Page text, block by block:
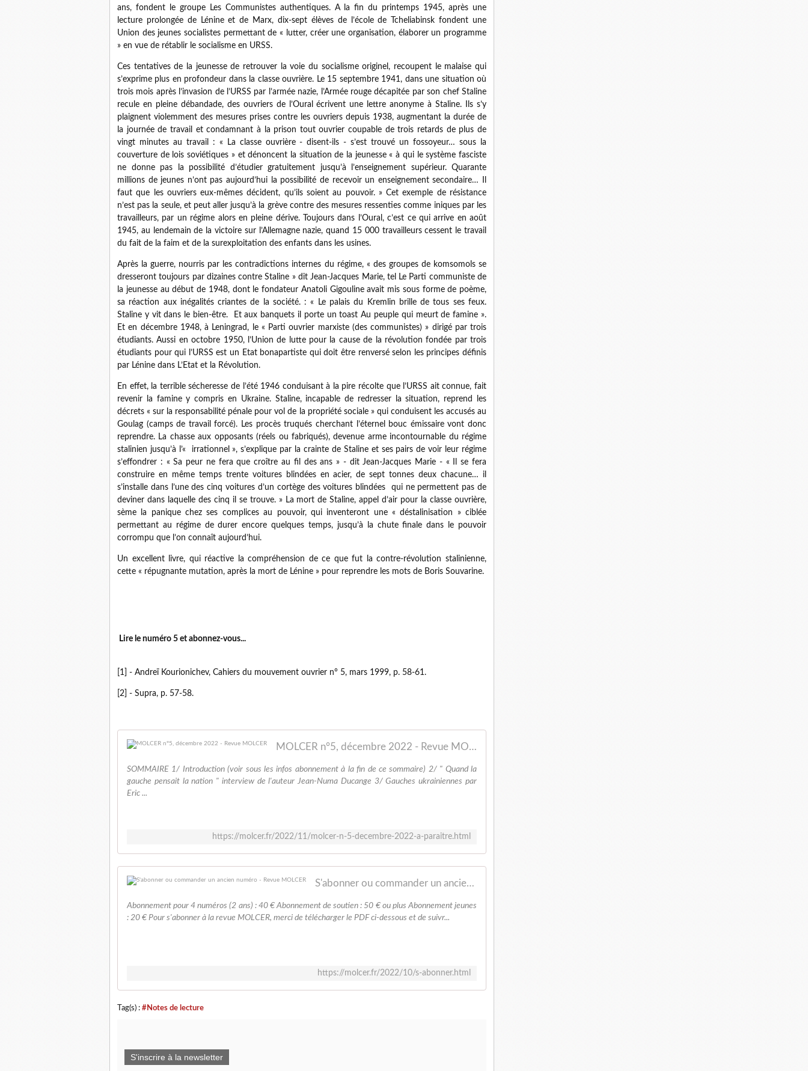
ans, fondent le groupe Les Communistes authentiques. A la fin du printemps 1945, après une
lecture prolongée de Lénine et de Marx, dix-sept élèves de l’école de Tcheliabinsk fondent une
Union des jeunes socialistes permettant de « lutter, créer une organisation, élaborer un programme
» en vue de rétablir le socialisme en URSS.
Ces tentatives de la jeunesse de retrouver la voie du socialisme originel, recoupent le malaise qui
s’exprime plus en profondeur dans la classe ouvrière. Le 15 septembre 1941, dans une situation où
trois mois après l’invasion de l’URSS par l’armée nazie, l’Armée rouge décapitée par son chef Staline
recule en pleine débandade, des ouvriers de l’Oural écrivent une lettre anonyme à Staline. Ils s’y
plaignent violemment des mesures prises contre les ouvriers depuis 1938, augmentant la durée de
la journée de travail et condamnant à la prison tout ouvrier coupable de trois retards de plus de
vingt minutes au travail : « La classe ouvrière - disent-ils - s’est trouvé un fossoyeur… sous la
couverture de lois soviétiques » et dénoncent la situation de la jeunesse « à qui le système fasciste
ne donne pas la possibilité d’étudier gratuitement jusqu’à l’enseignement supérieur. Quarante
millions de jeunes n’ont pas aujourd’hui la possibilité de recevoir un enseignement secondaire… Il
faut que les ouvriers eux-mêmes décident, qu’ils soient au pouvoir. » Cet exemple de résistance
n’est pas la seule, et peut aller jusqu’à la grève contre des mesures ressenties comme iniques par les
travailleurs, par un régime alors en pleine dérive. Toujours dans l’Oural, c’est ce qui arrive en août
1945, au lendemain de la victoire sur l’Allemagne nazie, quand 15 000 travailleurs cessent le travail
du fait de la faim et de la surexploitation des enfants dans les usines.
Après la guerre, nourris par les contradictions internes du régime, « des groupes de komsomols se
dresseront toujours par dizaines contre Staline » dit Jean-Jacques Marie, tel Le Parti communiste de
la jeunesse au début de 1948, dont le fondateur Anatoli Gigouline avait mis sous forme de poème,
sa réaction aux inégalités criantes de la société. : « Le palais du Kremlin brille de tous ses feux.
Staline y vit dans le bien-être. Et aux banquets il porte un toast Au peuple qui meurt de famine ».
Et en décembre 1948, à Leningrad, le « Parti ouvrier marxiste (des communistes) » dirigé par trois
étudiants. Aussi en octobre 1950, l’Union de lutte pour la cause de la révolution fondée par trois
étudiants pour qui l’URSS est un Etat bonapartiste qui doit être renversé selon les principes définis
par Lénine dans L’Etat et la Révolution.
En effet, la terrible sécheresse de l’été 1946 conduisant à la pire récolte que l’URSS ait connue, fait
revenir la famine y compris en Ukraine. Staline, incapable de redresser la situation, reprend les
décrets « sur la responsabilité pénale pour vol de la propriété sociale » qui conduisent les accusés au
Goulag (camps de travail forcé). Les procès truqués cherchant l’éternel bouc émissaire vont donc
reprendre. La chasse aux opposants (réels ou fabriqués), devenue arme incontournable du régime
stalinien jusqu’à l’« irrationnel », s’explique par la crainte de Staline et ses pairs de voir leur régime
s’effondrer : « Sa peur ne fera que croître au fil des ans » - dit Jean-Jacques Marie - « Il se fera
construire en même temps trente voitures blindées en acier, de sept tonnes deux chacune… il
s’installe dans l’une des cinq voitures d’un cortège des voitures blindées qui ne permettent pas de
deviner dans laquelle des cinq il se trouve. » La mort de Staline, appel d’air pour la classe ouvrière,
sème la panique chez ses complices au pouvoir, qui inventeront une « déstalinisation » ciblée
permettant au régime de durer encore quelques temps, jusqu’à la chute finale dans le pouvoir
corrompu que l’on connaît aujourd’hui.
Un excellent livre, qui réactive la compréhension de ce que fut la contre-révolution stalinienne,
cette « répugnante mutation, après la mort de Lénine » pour reprendre les mots de Boris Souvarine.
Lire le numéro 5 et abonnez-vous...
[1] - Andreï Kourionichev, Cahiers du mouvement ouvrier n° 5, mars 1999, p. 58-61.
[2] - Supra, p. 57-58.
MOLCER n°5, décembre 2022 - Revue MOLCER
SOMMAIRE 1/ Introduction (voir sous les infos abonnement à la fin de ce sommaire) 2/ " Quand la
gauche pensait la nation " interview de l'auteur Jean-Numa Ducange 3/ Gauches ukrainiennes par
Eric ...
https://molcer.fr/2022/11/molcer-n-5-decembre-2022-a-paraitre.html
S'abonner ou commander un ancien numéro - Revue MOLCER
Abonnement pour 4 numéros (2 ans) : 40 € Abonnement de soutien : 50 € ou plus Abonnement jeunes
: 20 € Pour s'abonner à la revue MOLCER, merci de télécharger le PDF ci-dessous et de suivr...
https://molcer.fr/2022/10/s-abonner.html
Tag(s) : #Notes de lecture
S'inscrire à la newsletter